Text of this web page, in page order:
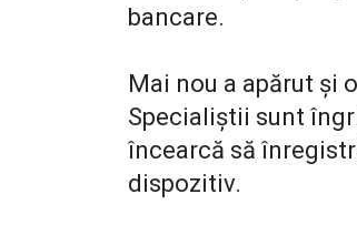
bancare.
Mai nou a apărut și
Specialiștii sunt
încearcă să
dispozitiv.